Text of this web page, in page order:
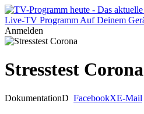
Live-TV Programm Auf Deinem
Anmelden
Stresstest Corona
DokumentationD FacebookXE-Mail